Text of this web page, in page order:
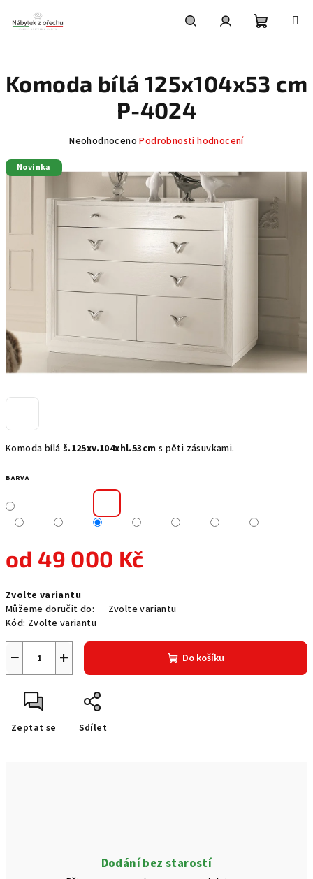
obsah
košík
Komoda bílá š.125xv.104xhl.53cm s pěti zásuvkami.
BARVA
od49 000 Kč
cena:
Zvolte variantu
Můžeme doručit do:
Zvolte variantu
Kód: Zvolte variantu
+
− Do košíku
Zeptat se Sdílet
Komoda bílá 125x104x53 cm
P-4024
Průměrné
produktu
0,0
5
hvězdiček.
Neohodnoceno Podrobnosti hodnocení
Novinka
Dodání bez starostí